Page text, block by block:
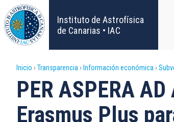
Pasar
al
contenido
principal
Instituto de Astrofísica
de Canarias • IAC
Sobrescribir
enlaces
Inicio Transparencia Información económica
PER ASPERA
Erasmus Plus